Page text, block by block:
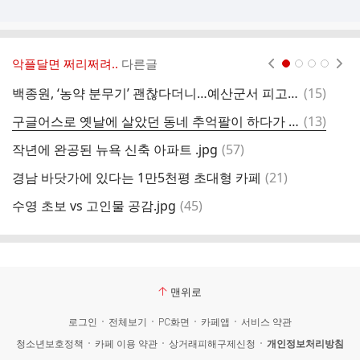
악플달면 쩌리쩌려.. 다른글
백종원, ‘농약 분무기’ 괜찮다더니…예산군서 피고발 댓
(15)
구글어스로 옛날에 살았던 동네 추억팔이 하다가 이상한 걸 발견한 미국인.jpg 댓
글
(13)
작년에 완공된 뉴욕 신축 아파트 .jpg 댓
(57)
경남 바닷가에 있다는 1만5천평 초대형 카페 댓
(21)
수영 초보 vs 고인물 공감.jpg 댓
(45)
맨위로
로그인 전체보기 PC화면 카페앱
서비스 약관
청소년보호정책
카페 이용 약관 상거래피해구제신청 개인정보처리방침